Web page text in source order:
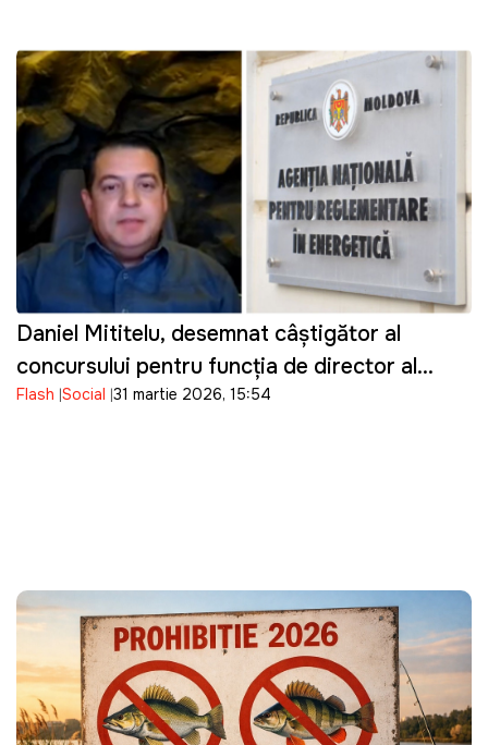
Daniel Mititelu, desemnat câștigător al
concursului pentru funcția de director al
ANRE
Flash Social 31 martie 2026, 15:54